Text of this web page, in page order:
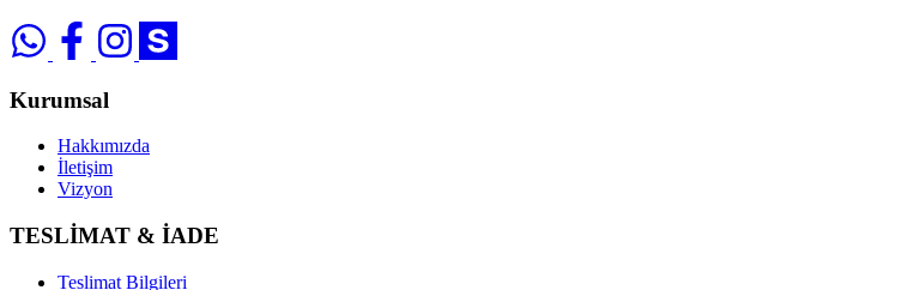
Kurumsal
Hakkımızda
İletişim
Vizyon
TESLİMAT & İADE
Teslimat Bilgileri